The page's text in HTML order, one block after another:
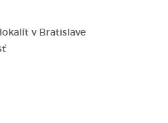
v Bratislave